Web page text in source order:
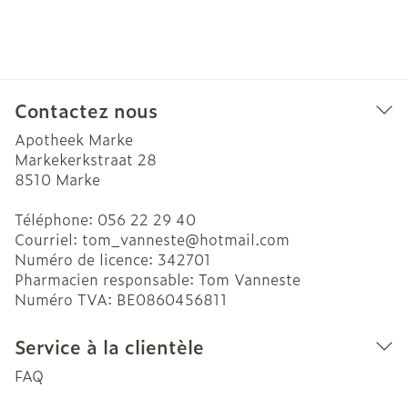
Contactez nous
Apotheek Marke
Markekerkstraat 28
8510 Marke
Téléphone: 056 22 29 40
Courriel: tom_vanneste@hotmail.com
Numéro de licence: 342701
Pharmacien responsable: Tom Vanneste
Numéro TVA: BE0860456811
Service à la clientèle
FAQ